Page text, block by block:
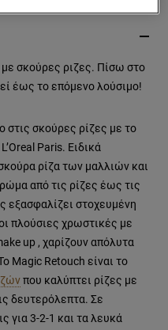
σκούρες ριζες. Πίσω στο
έως το επόμενο λούσιμο!
στις σκούρες ρίζες με το
Paris. Ειδικά
ρίζα των μαλλιών και
από τις ρίζες έως τις
εξασφαλίζει στοχευμένη
πλούσιες χρωστικές με
up , χαρίζουν απόλυτα
Magic Retouch είναι το
που καλύπτει ρίζες με
δευτερόλεπτα. Σε
για 3-2-1 και τα λευκά